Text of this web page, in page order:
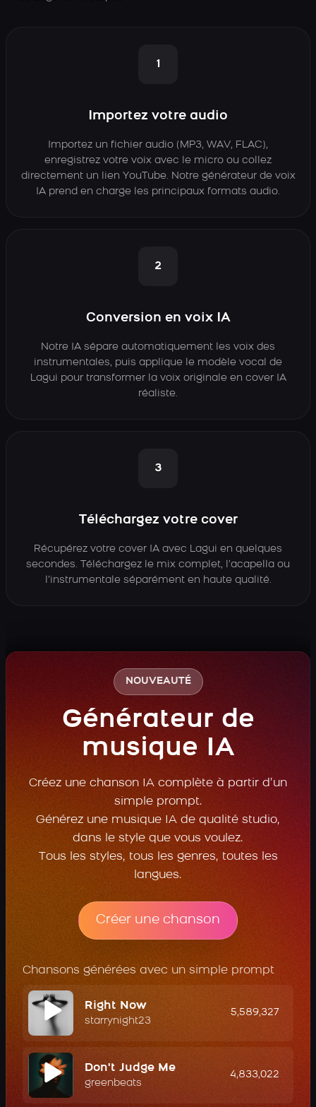
1
Importez votre audio
Importez un fichier audio (MP3, WAV, FLAC),
enregistrez votre voix avec le micro ou collez
directement un lien YouTube. Notre générateur de voix
IA prend en charge les principaux formats audio.
2
Conversion en voix IA
Notre IA sépare automatiquement les voix des
instrumentales, puis applique le modèle vocal de
Lagui pour transformer la voix originale en cover IA
réaliste.
3
Téléchargez votre cover
Récupérez votre cover IA avec Lagui en quelques
secondes. Téléchargez le mix complet, l’acapella ou
l’instrumentale séparément en haute qualité.
NOUVEAUTÉ
Générateur de
musique IA
Créez une chanson IA complète à partir d’un
simple prompt.
Générez une musique IA de qualité studio,
dans le style que vous voulez.
Tous les styles, tous les genres, toutes les
langues.
Créer une chanson
Chansons générées avec un simple prompt
Right Now
starrynight23
5,589,327
Don't Judge Me
greenbeats
4,833,022